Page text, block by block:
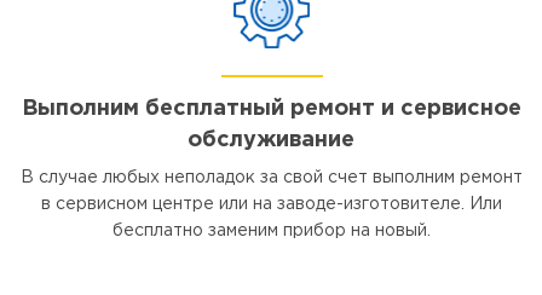
Выполним бесплатный ремонт и сервисное
обслуживание
В случае любых неполадок за свой счет выполним ремонт
в сервисном центре или на заводе-изготовителе. Или
бесплатно заменим прибор на новый.